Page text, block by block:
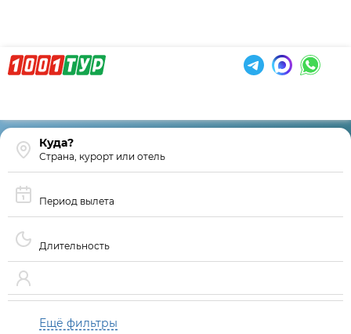
Страна, курорт или отель
Период вылета
Длительность
Ещё фильтры